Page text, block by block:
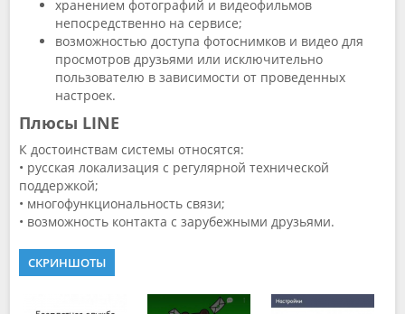
хранением фотографий и видеофильмов
непосредственно на сервисе;
возможностью доступа фотоснимков и видео для
просмотров друзьями или исключительно
пользователю в зависимости от проведенных
настроек.
Плюсы LINE
К достоинствам системы относятся:
• русская локализация с регулярной технической
поддержкой;
• многофункциональность связи;
• возможность контакта с зарубежными друзьями.
СКРИНШОТЫ